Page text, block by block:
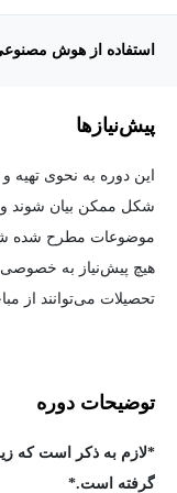
استفاده از هوش
پیش‌نیاز‌ها
این دوره به نحوی
شکل ممکن بیان شوند و
موضوعات مطرح شده
هیچ پیش‌نیاز به خصوصی
تحصیلات می‌توانند از
توضیحات دوره
*لازم به ذکر است که
گرفته است.*